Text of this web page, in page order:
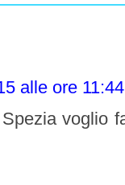
alle ore 11:44
voglio